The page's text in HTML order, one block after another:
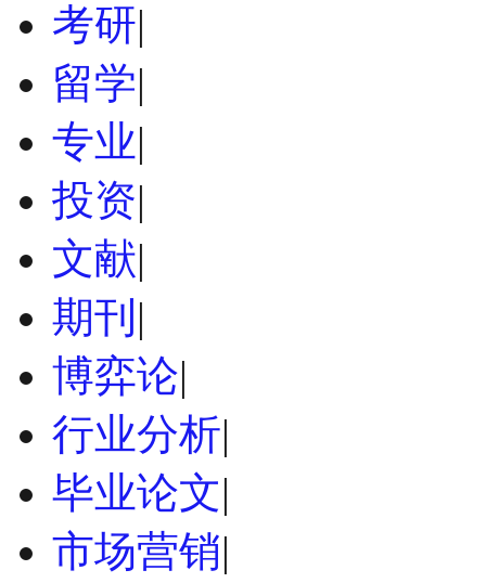
考研|
留学|
专业|
投资|
文献|
期刊 |
博弈论|
行业分析|
毕业论文|
市场营销|